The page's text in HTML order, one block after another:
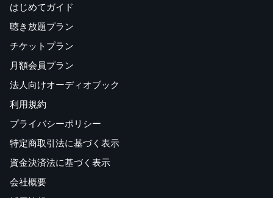
はじめてガイド
聴き放題プラン
チケットプラン
月額会員プラン
法人向けオーディオブック
利用規約
プライバシーポリシー
特定商取引法に基づく表示
資金決済法に基づく表示
会社概要